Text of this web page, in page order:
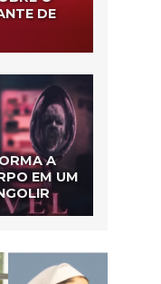
DE
A
EM UM